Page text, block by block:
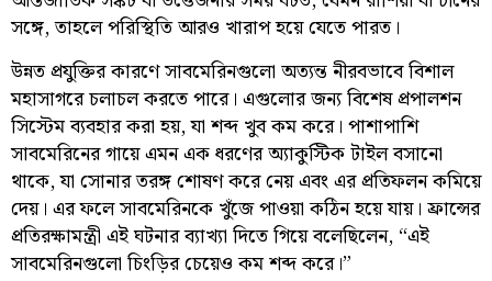
সঙ্গে, তাহলে পরিস্থিতি আরও খারাপ হয়ে যেতে পারত।
উন্নত প্রযুক্তির কারণে সাবমেরিনগুলো অত্যন্ত নীরবভাবে বিশাল
মহাসাগরে চলাচল করতে পারে। এগুলোর জন্য বিশেষ প্রপালশন
সিস্টেম ব্যবহার করা হয়, যা শব্দ খুব কম করে। পাশাপাশি
সাবমেরিনের গায়ে এমন এক ধরণের অ্যাকুস্টিক টাইল বসানো
থাকে, যা সোনার তরঙ্গ শোষণ করে নেয় এবং এর প্রতিফলন কমিয়ে
দেয়। এর ফলে সাবমেরিনকে খুঁজে পাওয়া কঠিন হয়ে যায়। ফ্রান্সের
প্রতিরক্ষামন্ত্রী এই ঘটনার ব্যাখ্যা দিতে গিয়ে বলেছিলেন, “এই
সাবমেরিনগুলো চিংড়ির চেয়েও কম শব্দ করে।”